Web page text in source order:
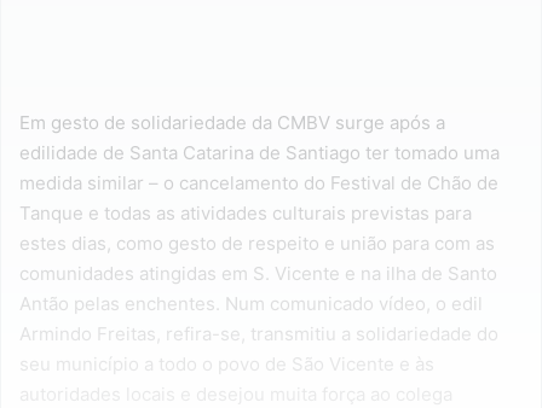
Em gesto de solidariedade da CMBV surge após a
edilidade de Santa Catarina de Santiago ter tomado uma
medida similar – o cancelamento do Festival de Chão de
Tanque e todas as atividades culturais previstas para
estes dias, como gesto de respeito e união para com as
comunidades atingidas em S. Vicente e na ilha de Santo
Antão pelas enchentes. Num comunicado vídeo, o edil
Armindo Freitas, refira-se, transmitiu a solidariedade do
seu município a todo o povo de São Vicente e às